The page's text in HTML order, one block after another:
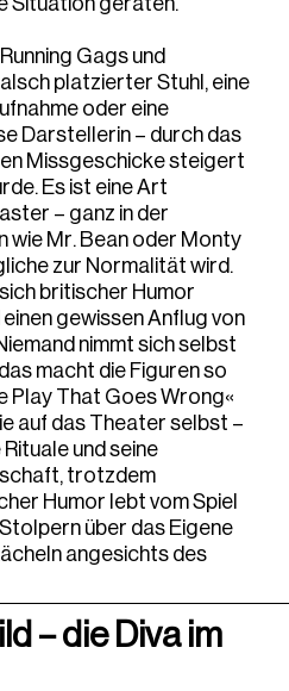
Gags und
platzierter Stuhl, eine
oder eine
Darstellerin – durch das
Missgeschicke steigert
Es ist eine Art
– ganz in der
wie Mr. Bean oder Monty
zur Normalität wird.
britischer Humor
gewissen Anflug von
nimmt sich selbst
macht die Figuren so
Play That Goes Wrong«
auf das Theater selbst –
und seine
trotzdem
Humor lebt vom Spiel
über das Eigene
angesichts des
– die Diva im